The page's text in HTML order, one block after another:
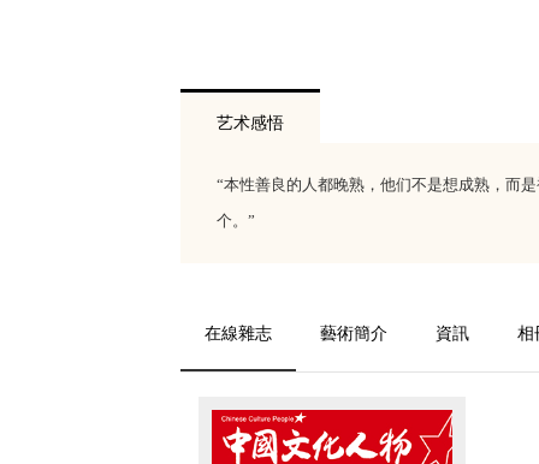
艺术感悟
“本性善良的人都晚熟，他们不是想成熟，而
个。”
在線雜志 藝術簡介 資訊 相